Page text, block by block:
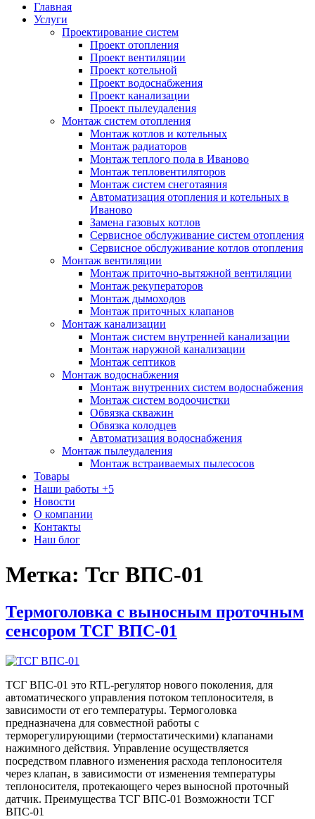
Главная
Услуги
Проектирование систем
Проект отопления
Проект вентиляции
Проект котельной
Проект водоснабжения
Проект канализации
Проект пылеудаления
Монтаж систем отопления
Монтаж котлов и котельных
Монтаж радиаторов
Монтаж теплого пола в Иваново
Монтаж тепловентиляторов
Монтаж систем снеготаяния
Автоматизация отопления и котельных в
Иваново
Замена газовых котлов
Сервисное обслуживание систем отопления
Сервисное обслуживание котлов отопления
Монтаж вентиляции
Монтаж приточно-вытяжной вентиляции
Монтаж рекуператоров
Монтаж дымоходов
Монтаж приточных клапанов
Монтаж канализации
Монтаж систем внутренней канализации
Монтаж наружной канализации
Монтаж септиков
Монтаж водоснабжения
Монтаж внутренних систем водоснабжения
Монтаж систем водоочистки
Обвязка скважин
Обвязка колодцев
Автоматизация водоснабжения
Монтаж пылеудаления
Монтаж встраиваемых пылесосов
Товары
Наши работы +5
Новости
О компании
Контакты
Наш блог
Метка: Тсг ВПС-01
Термоголовка с выносным проточным
сенсором ТСГ ВПС-01
ТСГ ВПС-01 это RTL-регулятор нового поколения, для
автоматического управления потоком теплоносителя, в
зависимости от его температуры. Термоголовка
предназначена для совместной работы с
терморегулирующими (термостатическими) клапанами
нажимного действия. Управление осуществляется
посредством плавного изменения расхода теплоносителя
через клапан, в зависимости от изменения температуры
теплоносителя, протекающего через выносной проточный
датчик. Преимущества ТСГ ВПС-01 Возможности ТСГ
ВПС-01